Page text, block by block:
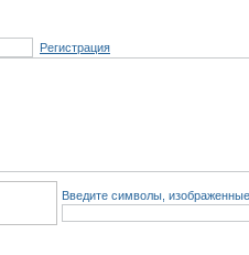
Регистрация
Введите символы,